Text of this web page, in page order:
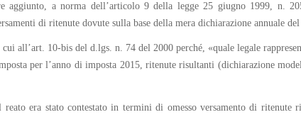
a norma dell’articolo 9 della legge 25 giugno 1999, n.
di ritenute dovute sulla base della mera dichiarazione annuale
10-bis del d.lgs. n. 74 del 2000 perché, «quale legale
per l’anno di imposta 2015, ritenute risultanti (dichiarazione
era stato contestato in termini di omesso versamento di ritenute